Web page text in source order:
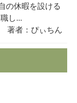
の休暇を設ける
し...
著者：ぴぃちん